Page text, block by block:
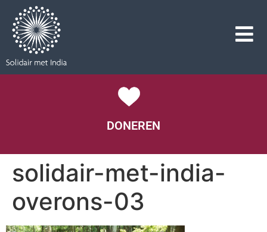
DONEREN
solidair-met-india-
overons-03